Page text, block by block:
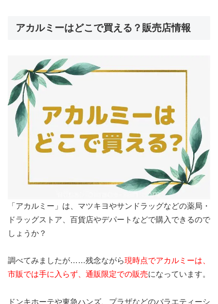
アカルミーはどこで買える？販売店情報
「アカルミー」は、マツキヨやサンドラッグなどの薬局・
ドラッグストア、百貨店やデパートなどで購入できるので
しょうか？
調べてみましたが……残念ながら現時点でアカルミーは、
市販では手に入らず、通販限定での販売になっています。
ドンキホーテや東急ハンズ、プラザなどのバラエティーシ